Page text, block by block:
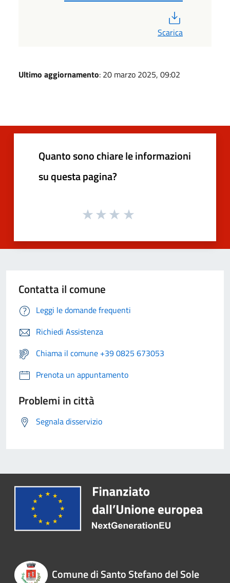
Scarica
Ultimo aggiornamento: 20 marzo 2025, 09:02
Quanto sono chiare le informazioni
su questa pagina?
Contatta il comune
Leggi le domande frequenti
Richiedi Assistenza
Chiama il comune +39 0825 673053
Prenota un appuntamento
Problemi in città
Segnala disservizio
Comune di Santo Stefano del Sole